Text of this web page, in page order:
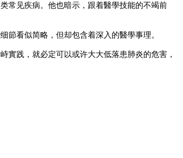
常见疾病。他也暗示，跟着醫學技能的不竭前
節看似简略，但却包含着深入的醫學事理。
實践，就必定可以或许大大低落患肺炎的危害，